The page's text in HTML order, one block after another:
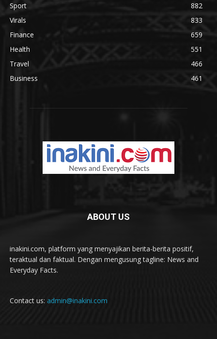
Sport
882
Virals
833
Finance
659
Health
551
Travel
466
Business
461
ABOUT US
inakini.com, platform yang menyajikan berita-berita positif,
teraktual dan faktual. Dengan mengusung tagline: News and
Everyday Facts.
Contact us: admin@inakini.com